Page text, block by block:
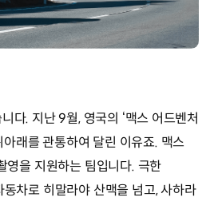
다. 지난 9월, 영국의 ‘맥스 어드벤처
래를 관통하여 달린 이유죠. 맥스
영을 지원하는 팀입니다. 극한
차로 히말라야 산맥을 넘고, 사하라